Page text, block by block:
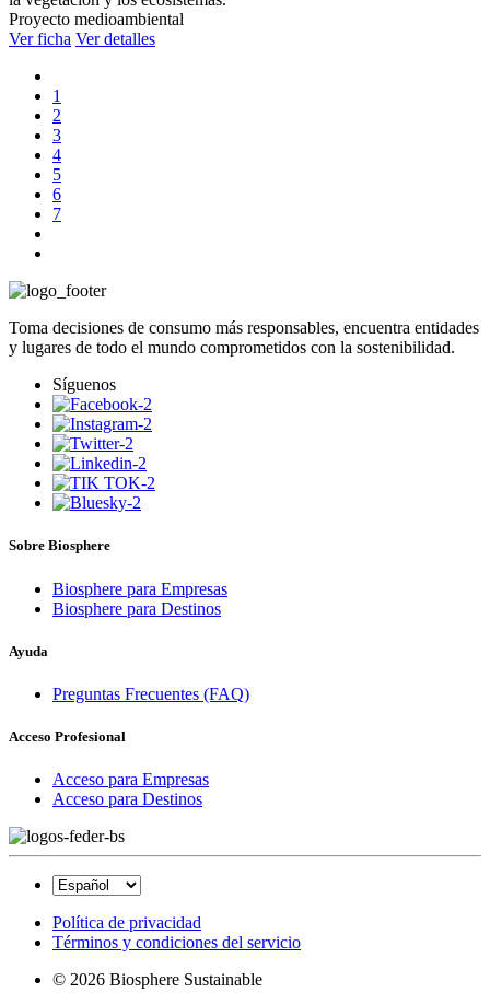
Proyecto medioambiental
Ver ficha Ver detalles
1
2
3
4
5
6
7
Toma decisiones de consumo más responsables, encuentra entidades
y lugares de todo el mundo comprometidos con la sostenibilidad.
Síguenos
Sobre Biosphere
Biosphere para Empresas
Biosphere para Destinos
Ayuda
Preguntas Frecuentes (FAQ)
Acceso Profesional
Acceso para Empresas
Acceso para Destinos
Política de privacidad
Términos y condiciones del servicio
© 2026 Biosphere Sustainable